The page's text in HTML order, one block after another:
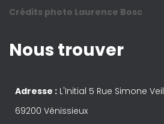
Crédits photo Laurence Bosc
Nous trouver
Adresse : L'Initial 5 Rue Simone Veil
69200 Vénissieux